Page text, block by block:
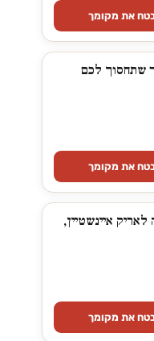
את מקומך
שתחסוך לכם
את מקומך
איינשטיין,
את מקומך